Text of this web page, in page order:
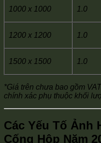
1000 x 1000 1.0
1200 x 1200 1.0
1500 x 1500 1.0
*Giá trên chưa bao gồm
chính xác phụ thuộc khối
Các Yếu Tố Ảnh
Cống Hộp Năm